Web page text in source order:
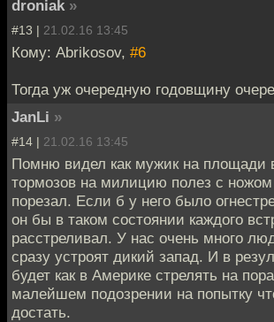
droniak »
#13 | 21.02.16 13:45
Кому: Abrikosov, #6
Тогда уж очередную годовщину
JanLi »
#14 | 21.02.16 13:45
Помню видел как мужик на площади
тормозов на милицию полез с
порезал. Если б у него было
он бы в таком состоянии каждого
расстреливал. У нас очень много
сразу устроят дикий запад. И в
будет как в Америке стрелять на
малейшем подозрении на попытку
достать.